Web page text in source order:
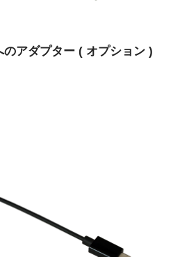
アダプター ( オプション )